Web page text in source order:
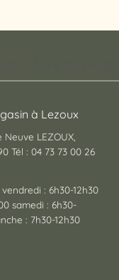
à Lezoux
Neuve LEZOUX,
Tél : 04 73 73 00 26
: 6h30-12h30
samedi : 6h30-
: 7h30-12h30